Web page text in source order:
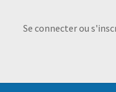
Se connecter ou